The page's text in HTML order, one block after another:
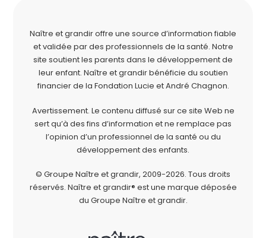
Naître et grandir offre une source d’information fiable
et validée par des professionnels de la santé. Notre
site soutient les parents dans le développement de
leur enfant. Naître et grandir bénéficie du soutien
financier de la Fondation Lucie et André Chagnon.
Avertissement. Le contenu diffusé sur ce site Web ne
sert qu’à des fins d’information et ne remplace pas
l’opinion d’un professionnel de la santé ou du
développement des enfants.
© Groupe Naître et grandir, 2009-2026. Tous droits
réservés. Naître et grandir® est une marque déposée
du Groupe Naître et grandir.